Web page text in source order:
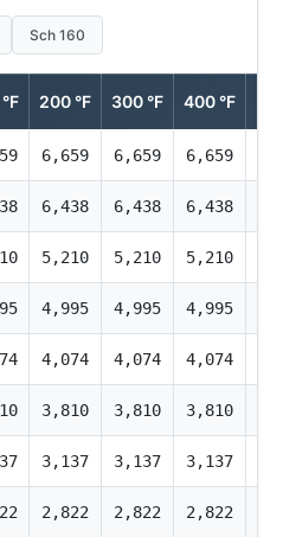
Sch 160
200 °F 300 °F 400 °F
6,659 6,659 6,659
6,438 6,438 6,438
5,210 5,210 5,210
4,995 4,995 4,995
4,074 4,074 4,074
3,810 3,810 3,810
3,137 3,137 3,137
2,822 2,822 2,822